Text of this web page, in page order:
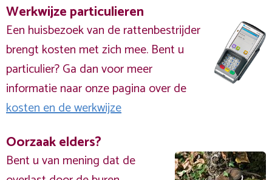
Werkwijze particulieren
Een huisbezoek van de rattenbestrijder
brengt kosten met zich mee. Bent u
particulier? Ga dan voor meer
informatie naar onze pagina over de
kosten en de werkwijze
Oorzaak elders?
Bent u van mening dat de